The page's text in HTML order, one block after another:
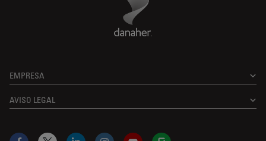
EMPRESA
AVISO LEGAL